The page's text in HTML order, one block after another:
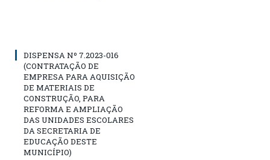
DISPENSA Nº 7.2023-016
(CONTRATAÇÃO DE
EMPRESA PARA AQUISIÇÃO
DE MATERIAIS DE
CONSTRUÇÃO, PARA
REFORMA E AMPLIAÇÃO
DAS UNIDADES ESCOLARES
DA SECRETARIA DE
EDUCAÇÃO DESTE
MUNICÍPIO)